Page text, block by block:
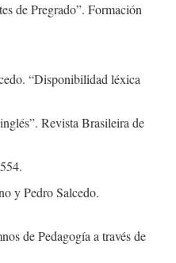
de Pregrado”. Formación
“Disponibilidad léxica
Revista Brasileira de
y Pedro Salcedo.
de Pedagogía a través de